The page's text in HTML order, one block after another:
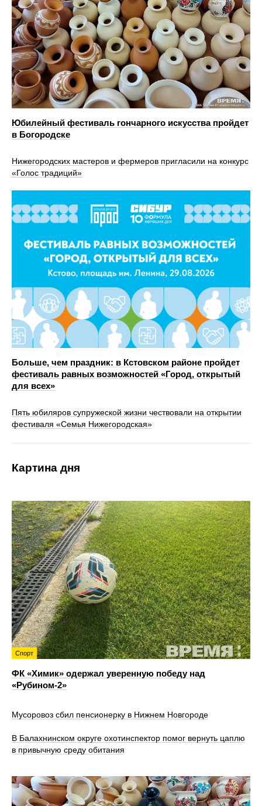
Юбилейный фестиваль гончарного искусства пройдет
в Богородске
Нижегородских мастеров и фермеров пригласили на конкурс
«Голос традиций»
Больше, чем праздник: в Кстовском районе пройдет
фестиваль равных возможностей «Город, открытый
для всех»
Пять юбиляров супружеской жизни чествовали на открытии
фестиваля «Семья Нижегородская»
Картина дня
Спорт
ФК «Химик» одержал уверенную победу над
«Рубином‑2»
Мусоровоз сбил пенсионерку в Нижнем Новгороде
В Балахнинском округе охотинспектор помог вернуть цаплю
в привычную среду обитания